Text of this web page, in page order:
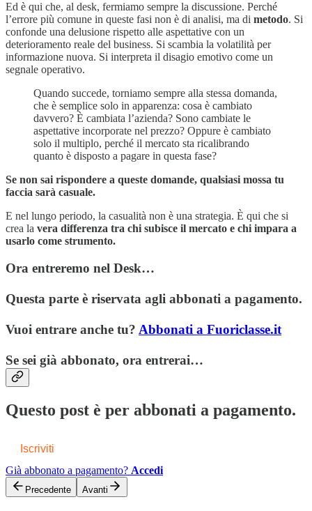
Ed è qui che, al desk, fermiamo sempre la discussione. Perché
l’errore più comune in queste fasi non è di analisi, ma di metodo. Si
confonde una delusione rispetto alle aspettative con un
deterioramento reale del business. Si scambia la volatilità per
informazione nuova. Si interpreta il disagio emotivo come un
segnale operativo.
Quando succede, torniamo sempre alla stessa domanda,
che è semplice solo in apparenza: cosa è cambiato
davvero? È cambiata l’azienda? Sono cambiate le
aspettative incorporate nel prezzo? Oppure è cambiato
solo il multiplo, perché il mercato sta ricalibrando
quanto è disposto a pagare in questa fase?
Se non sai rispondere a queste domande, qualsiasi mossa tu
faccia sarà casuale.
E nel lungo periodo, la casualità non è una strategia. È qui che si
crea la vera differenza tra chi subisce il mercato e chi impara a
usarlo come strumento.
Ora entreremo nel Desk…
Questa parte è riservata agli abbonati a pagamento.
Vuoi entrare anche tu? Abbonati a Fuoriclasse.it
Se sei già abbonato, ora entrerai…
Questo post è per abbonati a pagamento.
Iscriviti
Già abbonato a pagamento? Accedi
Precedente Avanti